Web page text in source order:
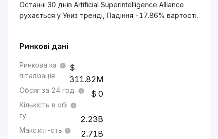
Останні 30 днів Artificial Superintelligence Alliance
рухається у Униз тренді, Падіння -17.86% вартості.
Ринкові дані
Ринкова ка
піталізація
311.82M
Обсяг за 24 год. 0
Кількість в обі
гу
2.23B
Макс.кіл-сть 2.71B